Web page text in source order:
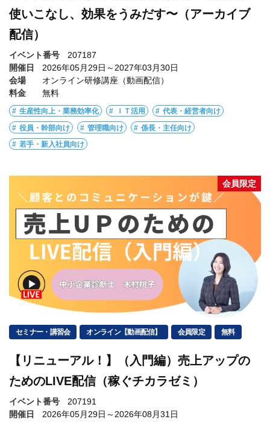
使いこなし、効果をうみだす〜（アーカイブ
配信）
イベント番号
207187
開催日
2026年05月29日～2027年03月30日
会場
オンライン研修講座（動画配信）
料金
無料
生産性向上・業務効率化 ＩＴ活用 代表・経営者向け
役員・幹部向け 管理職向け 係長・主任向け
若手・新入社員向け
会員限定
セミナー・講習会 オンライン【動画配信】 会員限定 無料
【リニューアル！】（入門編）売上アップの
ためのLIVE配信（稼ぐチカラゼミ）
イベント番号
207191
開催日
2026年05月29日～2026年08月31日